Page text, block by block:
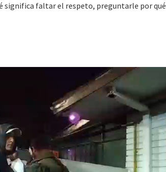
significa faltar el respeto, preguntarle por qué